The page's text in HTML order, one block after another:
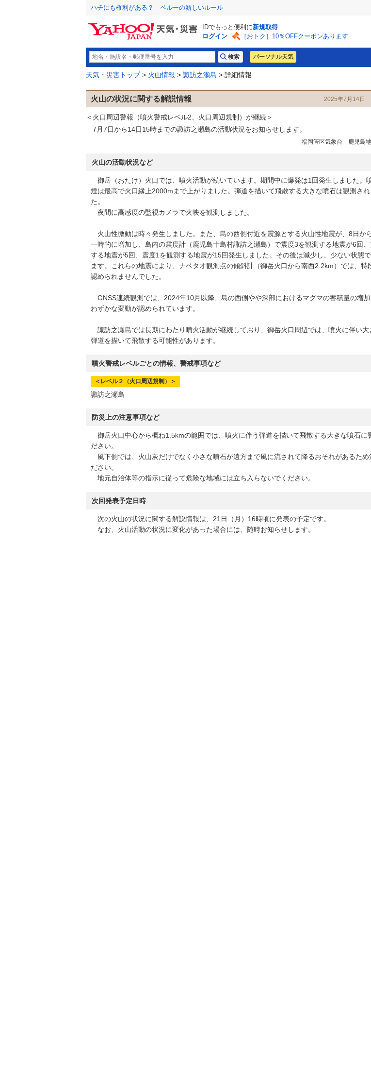
ハチにも権利がある？ ペルーの新しいルール
IDでもっと便利に新規取得
ログイン
［おトク］10％OFFクーポンあります
パーソナル天気
天気・災害トップ> 火山情報 > 諏訪之瀬島 > 詳細情報
火山の状況に関する解説情報 2025年7月14日
＜火口周辺警報（噴火警戒レベル2、火口周辺規制）が継続＞
7月7日から14日15時までの諏訪之瀬島の活動状況をお知らせします。
福岡管区気象台 鹿児島
火山の活動状況など
御岳（おたけ）火口では、噴火活動が続いています。期間中に爆発は1回発生しました。
煙は最高で火口縁上2000mまで上がりました。弾道を描いて飛散する大きな噴石は観測さ
た。
夜間に高感度の監視カメラで火映を観測しました。
火山性微動は時々発生しました。また、島の西側付近を震源とする火山性地震が、8日か
一時的に増加し、島内の震度計（鹿児島十島村諏訪之瀬島）で震度3を観測する地震が6回、
する地震が5回、震度1を観測する地震が15回発生しました。その後は減少し、少ない状態
ます。これらの地震により、ナベタオ観測点の傾斜計（御岳火口から南西2.2km）では、特
認められませんでした。
GNSS連続観測では、2024年10月以降、島の西側やや深部におけるマグマの蓄積量の増
わずかな変動が認められています。
諏訪之瀬島では長期にわたり噴火活動が継続しており、御岳火口周辺では、噴火に伴い大
弾道を描いて飛散する可能性があります。
噴火警戒レベルごとの情報、警戒事項など
＜レベル２（火口周辺規制）＞
諏訪之瀬島
防災上の注意事項など
御岳火口中心から概ね1.5kmの範囲では、噴火に伴う弾道を描いて飛散する大きな噴石に
ださい。
風下側では、火山灰だけでなく小さな噴石が遠方まで風に流されて降るおそれがあるため
ださい。
地元自治体等の指示に従って危険な地域には立ち入らないでください。
次回発表予定日時
次の火山の状況に関する解説情報は、21日（月）16時頃に発表の予定です。
なお、火山活動の状況に変化があった場合には、随時お知らせします。